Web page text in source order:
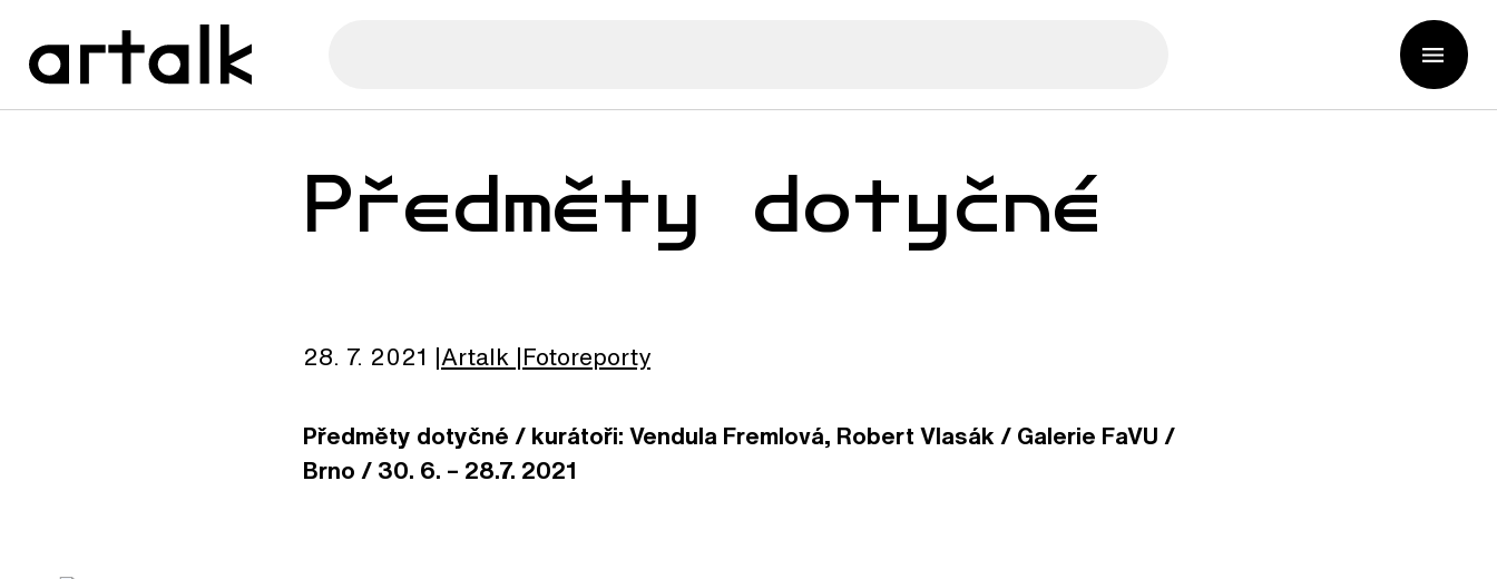
Předměty dotyčné
28. 7. 2021 Artalk Fotoreporty
Předměty dotyčné / kurátoři: Vendula Fremlová, Robert Vlasák / Galerie FaVU /
Brno / 30. 6. – 28.7. 2021